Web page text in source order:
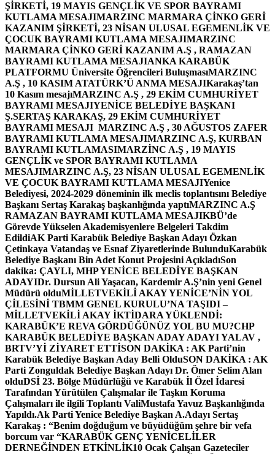
ŞİRKETİ, 19 MAYIS GENÇLİK VE SPOR BAYRAMI
KUTLAMA MESAJIMARZINC MARMARA ÇİNKO GERİ
KAZANIM ŞİRKETİ, 23 NİSAN ULUSAL EGEMENLİK VE
ÇOCUK BAYRAMI KUTLAMA MESAJIMARZINC
MARMARA ÇİNKO GERİ KAZANIM A.Ş , RAMAZAN
BAYRAMI KUTLAMA MESAJIANKA KARABÜK
PLATFORMU Üniversite Öğrencileri BuluşmasıMARZINC
A.Ş , 10 KASIM ATATÜRK’Ü ANMA MESAJIKarakaş’tan
10 Kasım mesajıMARZINC A.Ş , 29 EKİM CUMHURİYET
BAYRAMI MESAJIYENİCE BELEDİYE BAŞKANI
Ş.SERTAŞ KARAKAŞ, 29 EKİM CUMHURİYET
BAYRAMI MESAJI MARZINC A.Ş , 30 AĞUSTOS ZAFER
BAYRAMI KUTLAMA MESAJIMARZINC A.Ş, KURBAN
BAYRAMI KUTLAMASIMARZİNC A.Ş , 19 MAYIS
GENÇLİK ve SPOR BAYRAMI KUTLAMA
MESAJIMARZINC A.Ş, 23 NİSAN ULUSAL EGEMENLİK
VE ÇOCUK BAYRAMI KUTLAMA MESAJIYenice
Belediyesi, 2024-2029 döneminin ilk meclis toplantısını Belediye
Başkanı Sertaş Karakaş başkanlığında yaptıMARZINC A.Ş
RAMAZAN BAYRAMI KUTLAMA MESAJIKBÜ’de
Görevde Yükselen Akademisyenlere Belgeleri Takdim
EdildiAK Parti Karabük Belediye Başkan Adayı Özkan
Çetinkaya Vatandaş ve Esnaf Ziyaretlerinde BulunduKarabük
Belediye Başkanı Bin Adet Konut Projesini AçıkladıSon
dakika: ÇAYLI, MHP YENİCE BELEDİYE BAŞKAN
ADAYIDr. Dursun Ali Yaşacan, Kardemir A.Ş’nin yeni Genel
Müdürü olduMİLLETVEKİLİ AKAY YENİCE’NİN YOL
ÇİLESİNİ TBMM GENEL KURULU’NA TAŞIDI –
MİLLETVEKİLİ AKAY İKTİDARA YÜKLENDİ:
KARABÜK’E REVA GÖRDÜĞÜNÜZ YOL BU MU?CHP
KARABÜK BELEDİYE BAŞKAN ADAY ADAYI YALAV ,
BRTV’Yİ ZİYARET ETTİSON DAKİKA : AK Parti’nin
Karabük Belediye Başkan Aday Belli OlduSON DAKİKA : AK
Parti Zonguldak Belediye Başkan Adayı Dr. Ömer Selim Alan
olduDSİ 23. Bölge Müdürlüğü ve Karabük İl Özel İdaresi
Tarafından Yürütülen Çalışmalar ile Taşkın Koruma
Çalışmaları ile ilgili Toplantı ValiMustafa Yavuz Başkanlığında
Yapıldı.Ak Parti Yenice Belediye Başkan A.Adayı Sertaş
Karakaş : “Benim doğduğum ve büyüdüğüm şehre bir vefa
borcum var “KARABÜK GENÇ YENİCELİLER
DERNEĞİNDEN ETKİNLİK10 Ocak Çalışan Gazeteciler